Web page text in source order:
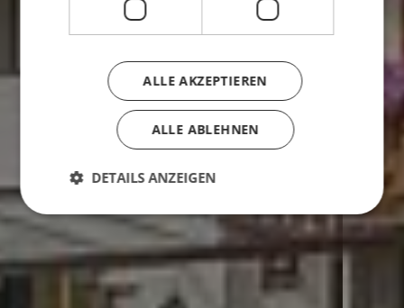
ALLE AKZEPTIEREN
ALLE ABLEHNEN
DETAILS ANZEIGEN